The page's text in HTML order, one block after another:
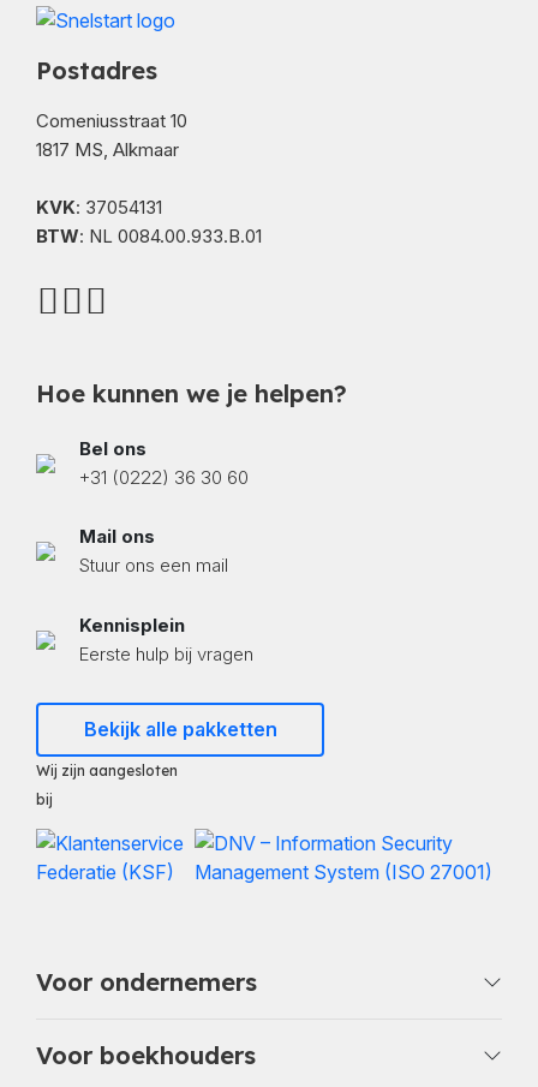
Postadres
Comeniusstraat 10
1817 MS, Alkmaar
KVK: 37054131
BTW: NL 0084.00.933.B.01
Hoe kunnen we je helpen?
Bel ons
+31 (0222) 36 30 60
Mail ons
Stuur ons een mail
Kennisplein
Eerste hulp bij vragen
Bekijk alle pakketten
Wij zijn aangesloten
bij
Voor ondernemers
Voor boekhouders